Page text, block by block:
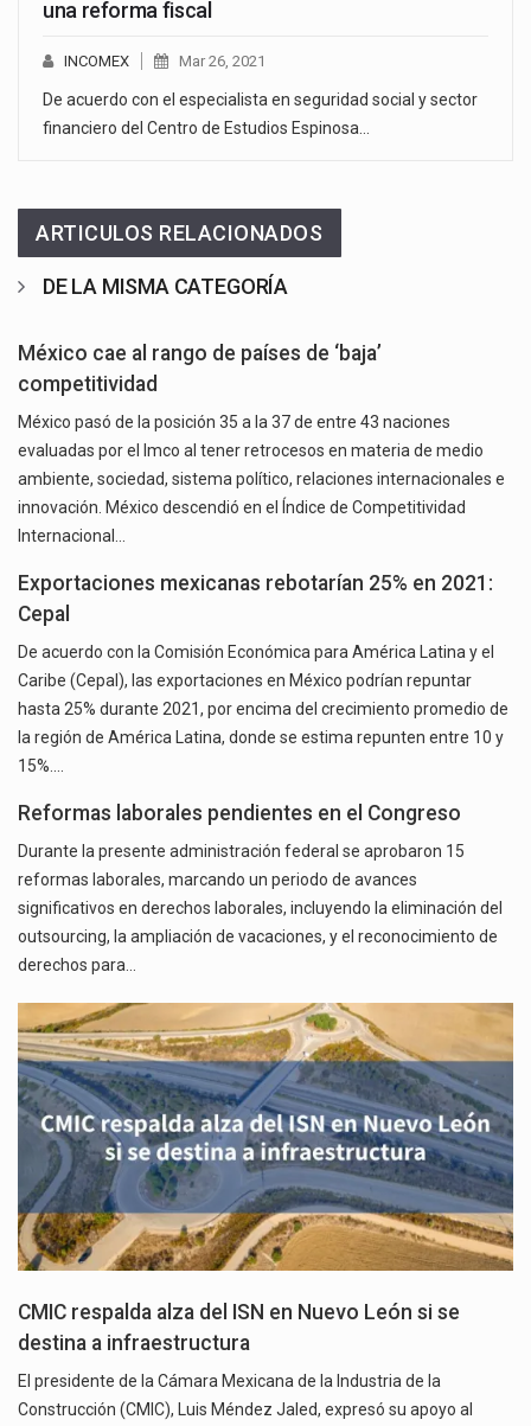
una reforma fiscal
INCOMEX Mar 26, 2021
De acuerdo con el especialista en seguridad social y sector
financiero del Centro de Estudios Espinosa…
ARTICULOS RELACIONADOS
DE LA MISMA CATEGORÍA
México cae al rango de países de ‘baja’
competitividad
México pasó de la posición 35 a la 37 de entre 43 naciones
evaluadas por el Imco al tener retrocesos en materia de medio
ambiente, sociedad, sistema político, relaciones internacionales e
innovación. México descendió en el Índice de Competitividad
Internacional…
Exportaciones mexicanas rebotarían 25% en 2021:
Cepal
De acuerdo con la Comisión Económica para América Latina y el
Caribe (Cepal), las exportaciones en México podrían repuntar
hasta 25% durante 2021, por encima del crecimiento promedio de
la región de América Latina, donde se estima repunten entre 10 y
15%.…
Reformas laborales pendientes en el Congreso
Durante la presente administración federal se aprobaron 15
reformas laborales, marcando un periodo de avances
significativos en derechos laborales, incluyendo la eliminación del
outsourcing, la ampliación de vacaciones, y el reconocimiento de
derechos para…
CMIC respalda alza del ISN en Nuevo León si se
destina a infraestructura
El presidente de la Cámara Mexicana de la Industria de la
Construcción (CMIC), Luis Méndez Jaled, expresó su apoyo al